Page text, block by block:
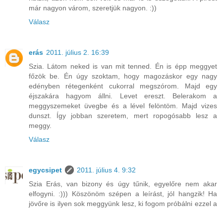
már nagyon várom, szeretjük nagyon. :))
Válasz
erás 2011. július 2. 16:39
Szia. Látom neked is van mit tenned. Én is épp meggyet
főzök be. Én úgy szoktam, hogy magozáskor egy nagy
edényben rétegenként cukorral megszórom. Majd egy
éjszakára hagyom állni. Levet ereszt. Belerakom a
meggyszemeket üvegbe és a lével felöntöm. Majd vizes
dunszt. Így jobban szeretem, mert ropogósabb lesz a
meggy.
Válasz
egycsipet
2011. július 4. 9:32
Szia Erás, van bizony és úgy tűnik, egyelőre nem akar
elfogyni. :))) Köszönöm szépen a leírást, jól hangzik! Ha
jövőre is ilyen sok meggyünk lesz, ki fogom próbálni ezzel a